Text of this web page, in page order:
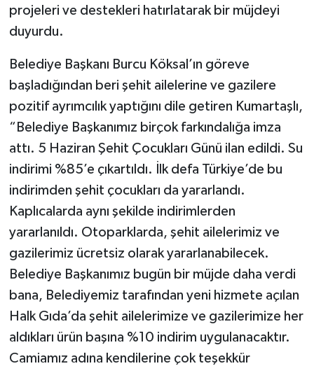
projeleri ve destekleri hatırlatarak bir müjdeyi
duyurdu.
Belediye Başkanı Burcu Köksal’ın göreve
başladığından beri şehit ailelerine ve gazilere
pozitif ayrımcılık yaptığını dile getiren Kumartaşlı,
“Belediye Başkanımız birçok farkındalığa imza
attı. 5 Haziran Şehit Çocukları Günü ilan edildi. Su
indirimi %85’e çıkartıldı. İlk defa Türkiye’de bu
indirimden şehit çocukları da yararlandı.
Kaplıcalarda aynı şekilde indirimlerden
yararlanıldı. Otoparklarda, şehit ailelerimiz ve
gazilerimiz ücretsiz olarak yararlanabilecek.
Belediye Başkanımız bugün bir müjde daha verdi
bana, Belediyemiz tarafından yeni hizmete açılan
Halk Gıda’da şehit ailelerimize ve gazilerimize her
aldıkları ürün başına %10 indirim uygulanacaktır.
Camiamız adına kendilerine çok teşekkür